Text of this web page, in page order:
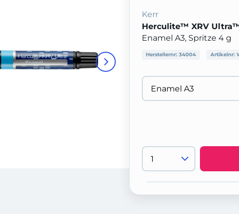
Kerr
Herculite™ XRV
Enamel A3, Spritze 4 g
Herstellernr: 34004 Artikelnr: